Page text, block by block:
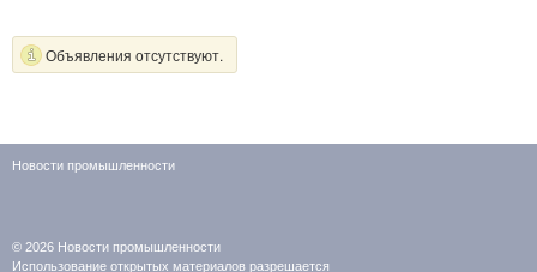
Объявления отсутствуют.
Новости промышленности
© 2026 Новости промышленности
Использование открытых материалов разрешается